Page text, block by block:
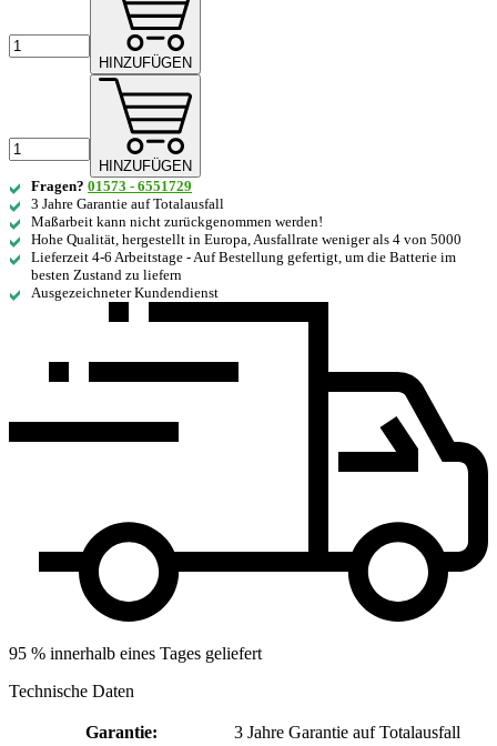
HINZUFÜGEN
HINZUFÜGEN
Fragen? 01573 - 6551729
3 Jahre Garantie auf Totalausfall
Maßarbeit kann nicht zurückgenommen werden!
Hohe Qualität, hergestellt in Europa, Ausfallrate weniger als 4 von 5000
Lieferzeit 4-6 Arbeitstage - Auf Bestellung gefertigt, um die Batterie im
besten Zustand zu liefern
Ausgezeichneter Kundendienst
95 % innerhalb eines Tages geliefert
Technische Daten
Garantie:
3 Jahre Garantie auf Totalausfall